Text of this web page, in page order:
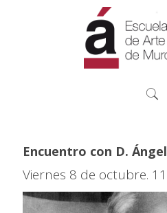
Encuentro con D.
Viernes 8 de octubre.